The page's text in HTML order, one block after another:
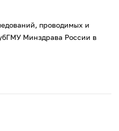
проводимых и
Минздрава России в